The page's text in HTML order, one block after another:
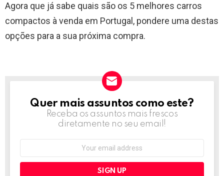
Agora que já sabe quais são os 5 melhores carros
compactos à venda em Portugal, pondere uma destas
opções para a sua próxima compra.
NEWSLETTER
Quer mais assuntos como este?
Receba os assuntos mais frescos
diretamente no seu email!